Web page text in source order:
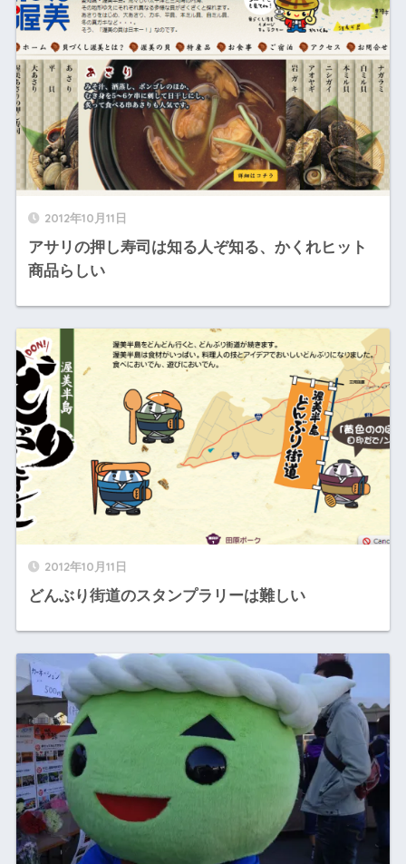
2012年10月11日
アサリの押し寿司は知る人ぞ知る、かくれヒット
商品らしい
2012年10月11日
どんぶり街道のスタンプラリーは難しい